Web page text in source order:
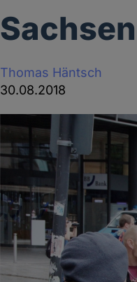
Thomas Häntsch
30.08.2018